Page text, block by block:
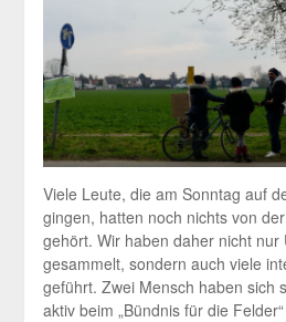
Viele Leute, die am Sonntag auf
gingen, hatten noch nichts von
gehört. Wir haben daher nicht nur
gesammelt, sondern auch viele
geführt. Zwei Mensch haben sich
aktiv beim „Bündnis für die